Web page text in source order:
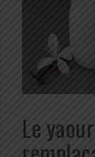
Le